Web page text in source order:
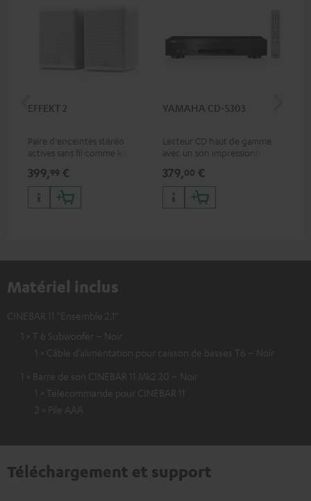
EFFEKT 2
Paire d'enceintes stéréo
actives sans fil comme kit
arrière pour les systèmes
Teufel appropriés
399,99 €
YAMAHA CD-S303
Lecteur CD haut de gamme
avec un son impressionnant
379,00 €
Matériel inclus
CINEBAR 11 "Ensemble 2.1"
1 × T 6 Subwoofer – Noir
1 × Câble d’alimentation pour caisson de basses T6 – Noir
1 × Barre de son CINEBAR 11 Mk2 20 – Noir
1 × Télécommande pour CINEBAR 11
2 × Pile AAA
Téléchargement et support